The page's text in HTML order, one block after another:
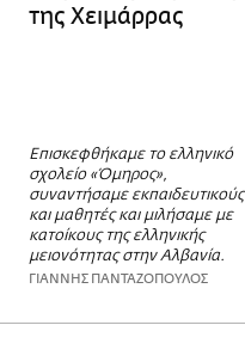
της Χειμάρρας
Επισκεφθήκαμε το ελληνικό
σχολείο «Όμηρος»,
συναντήσαμε εκπαιδευτικούς
και μαθητές και μιλήσαμε με
κατοίκους της ελληνικής
μειονότητας στην Αλβανία.
ΓΙΑΝΝΗΣ ΠΑΝΤΑΖΟΠΟΥΛΟΣ